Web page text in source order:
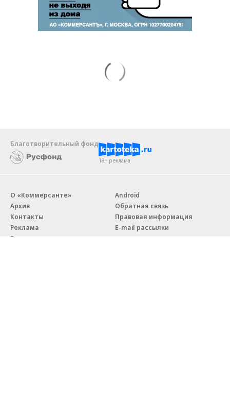
Благотворительный фонд
18+ реклама
О «Коммерсанте»
Архив
Контакты
Реклама
Вакансии
Android
Обратная связь
Правовая информация
E-mail рассылки